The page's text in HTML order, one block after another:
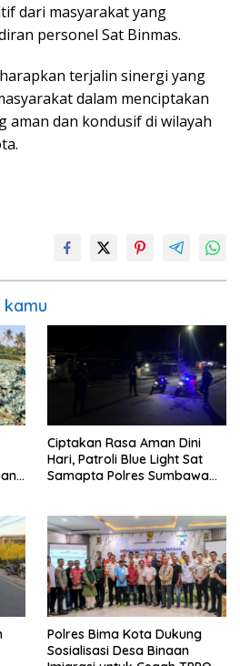
dari masyarakat yang
personel Sat Binmas.
terjalin sinergi yang
dalam menciptakan
aman dan kondusif di wilayah
Ciptakan Rasa Aman Dini
Hari, Patroli Blue Light Sat
Samapta Polres Sumbawa
Polres Bima Kota Dukung
Sosialisasi Desa Binaan